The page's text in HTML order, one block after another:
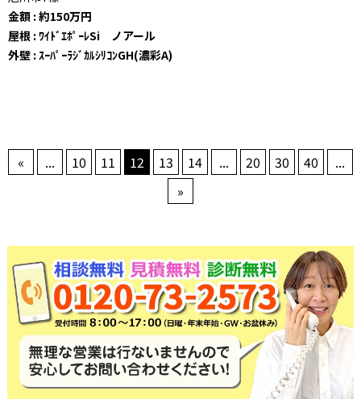
金額 : 約150万円
屋根 : ﾜｲﾄﾞｴﾎﾟｰﾚSi ノアール
外壁 : ｽｰﾊﾟｰﾗｼﾞｶﾙｼﾘｺﾝGH(濃彩A)
« ... 10 11 12 13 14 ... 20 30 40
...
»